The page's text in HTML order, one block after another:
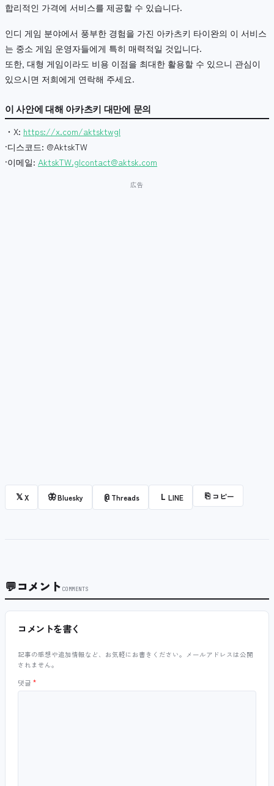
합리적인 가격에 서비스를 제공할 수 있습니다.
인디 게임 분야에서 풍부한 경험을 가진 아카츠키 타이완의 이 서비스
는 중소 게임 운영자들에게 특히 매력적일 것입니다.
또한, 대형 게임이라도 비용 이점을 최대한 활용할 수 있으니 관심이
있으시면 저희에게 연락해 주세요.
이 사안에 대해 아카츠키 대만에 문의
・X: https://x.com/aktsktwgl
·디스코드: @AktskTW
·이메일: AktskTW.glcontact@aktsk.com
𝕏X 🦋Bluesky @ Threads L LINE ⎘ コピー
💬コメント COMMENTS
コメントを書く
記事の感想や追加情報など、お気軽にお書きください。メールアドレスは公開
されません。
댓글 *